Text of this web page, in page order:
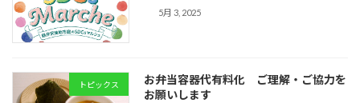
5月 3, 2025
トピックス
お弁当容器代有料化 ご理解・ご協力を
お願いします